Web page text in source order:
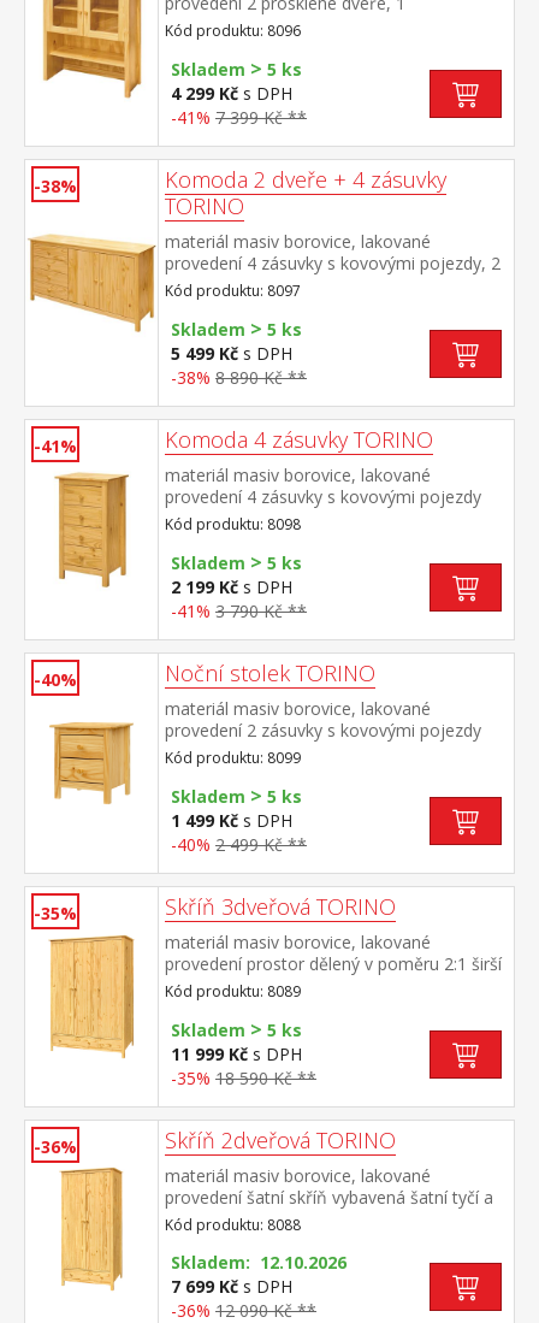
police nástavec příborníku 8095
Kód produktu: 8096
Skladem > 5 ks
4 299 Kč s DPH
-41% 7 399 Kč **
-38%
Komoda 2 dveře + 4 zásuvky
TORINO
materiál masiv borovice, lakované
provedení 4 zásuvky s kovovými pojezdy, 2
plné dveře, 1 police
Kód produktu: 8097
Skladem > 5 ks
5 499 Kč s DPH
-38% 8 890 Kč **
-41% Komoda 4 zásuvky TORINO
materiál masiv borovice, lakované
provedení 4 zásuvky s kovovými pojezdy
Kód produktu: 8098
Skladem > 5 ks
2 199 Kč s DPH
-41% 3 790 Kč **
-40% Noční stolek TORINO
materiál masiv borovice, lakované
provedení 2 zásuvky s kovovými pojezdy
Kód produktu: 8099
Skladem > 5 ks
1 499 Kč s DPH
-40% 2 499 Kč **
-35% Skříň 3dveřová TORINO
materiál masiv borovice, lakované
provedení prostor dělený v poměru 2:1 širší
část šatní tyč a police, užší část 3 police ve
spodní části 2 zásuvky s kovovými
pojezdy doporučený nástavec 8189
Kód produktu: 8089
Skladem > 5 ks
11 999 Kč s DPH
-35% 18 590 Kč **
-36% Skříň 2dveřová TORINO
materiál masiv borovice, lakované
provedení šatní skříň vybavená šatní tyčí a
policí ve spodní části zásuvka s kovovými
pojezdy doporučený nástavec 8188
Kód produktu: 8088
Skladem: 12.10.2026
7 699 Kč s DPH
-36% 12 090 Kč **